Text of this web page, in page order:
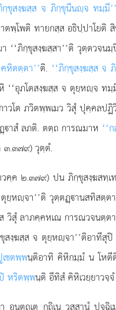
กฺขุสงฺฆสฺส จ ภิกฺขุนีนฺจ ทมฺ
พฺโพติ ทายกสฺส อธิปฺปาโยติ
ภิกฺขุสงฺฆสฺสา’’ติ วุตฺตวจน
หิตตฺตา’’ติ. ‘‘ภิกฺขุสงฺฆสฺส
อุภโตสงฺฆสฺส จ ตุยฺหฺจ ท
วโต ภวิตพฺพเมว วิสุํ ปุคฺคลป
าสํ ลภติ. ตตฺถ การณมาห ‘‘
๓.๓๗๙) วุตฺตํ.
คฺค ๒.๓๗๙) ปน ภิกฺขุสงฺฆสทฺ
หฺจา’’ติ วุตฺตฏฺานสทิสตฺ
วิสุํ ลาภคฺคหเณ การณวจนตฺ
สงฺฆสฺส จ ตุยฺหฺจา’’ติอา
ชตพฺพนฺติอาทิ คิหิกมฺมํ น โห
หริตพฺพนฺติ อีทิสํ คิหิเวยฺยาวจฺ
อนตฺถเต กถิเน วสฺสานํ ปจฺฉิ